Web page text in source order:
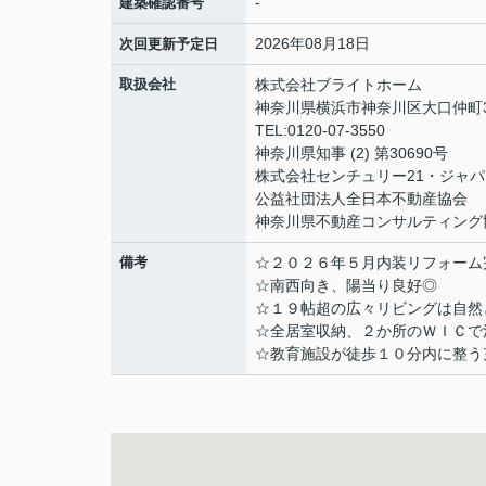
次回更新予定日 2026年08月18日
取扱会社
株式会社ブライトホーム
神奈川県横浜市神奈川区大口仲
TEL:0120-07-3550
神奈川県知事 (2) 第30690号
株式会社センチュリー21・ジャ
公益社団法人全日本不動産協会
神奈川県不動産コンサルティン
備考
☆２０２６年５月内装リフォーム
☆南西向き、陽当り良好◎
☆１９帖超の広々リビングは自
☆全居室収納、２か所のＷＩＣで
☆教育施設が徒歩１０分内に整